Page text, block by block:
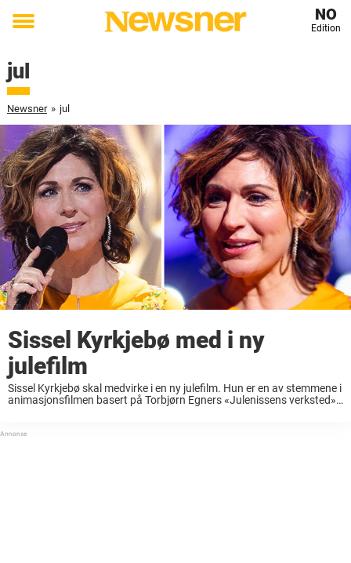
Toggle
NO
Edition
jul
Newsner » jul
Sissel Kyrkjebø med i ny
julefilm
Sissel Kyrkjebø skal medvirke i en ny julefilm. Hun er en av stemmene i
animasjonsfilmen basert på Torbjørn Egners «Julenissens verksted».